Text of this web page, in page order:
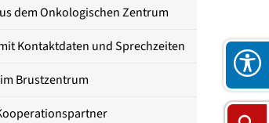
dem Onkologischen Zentrum
Kontaktdaten und Sprechzeiten
Brustzentrum